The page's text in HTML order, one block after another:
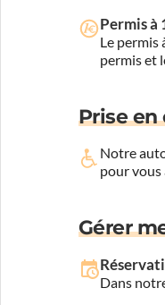
Permis
Le permis
permis et
Prise
Notre
pour
Gérer
Dans